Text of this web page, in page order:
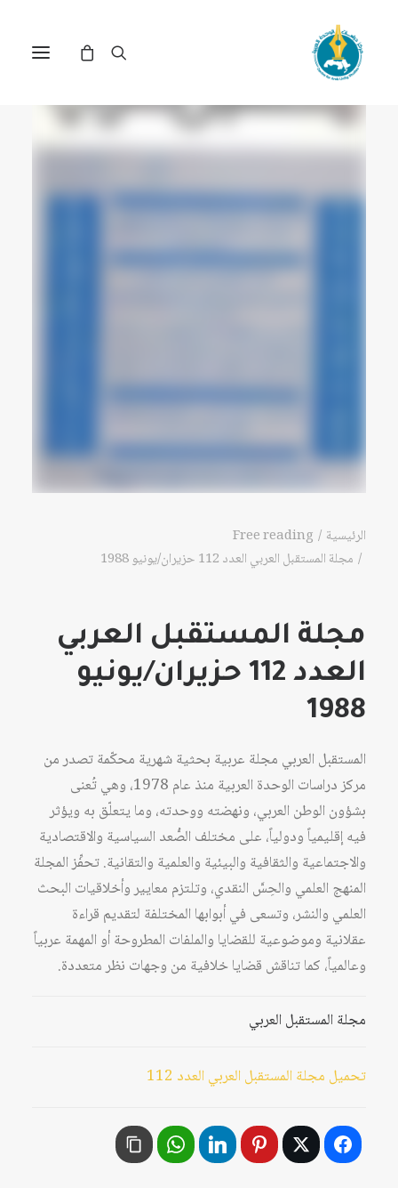
الرئيسية
Free reading
مجلة المستقبل العربي العدد 112 حزيران/يونيو 1988
مجلة المستقبل العربي
العدد 112 حزيران/يونيو
1988
المستقبل العربي مجلة عربية بحثية شهرية محكّمة تصدر من
مركز دراسات الوحدة العربية منذ عام 1978، وهي تُعنى
بشؤون الوطن العربي، ونهضته ووحدته، وما يتعلّق به ويؤثر
فيه إقليمياً ودولياً، على مختلف الصُّعد السياسية والاقتصادية
والاجتماعية والثقافية والبيئية والعلمية والتقانية. تحفِّز المجلة
المنهج العلمي والحِسَّ النقدي، وتلتزم معايير وأخلاقيات البحث
العلمي والنشر، وتسعى في أبوابها المختلفة لتقديم قراءة
عقلانية وموضوعية للقضايا والملفات المطروحة أو المهمة عربياً
وعالمياً، كما تناقش قضايا خلافية من وجهات نظر متعددة.
مجلة المستقبل العربي
تحميل مجلة المستقبل العربي العدد 112